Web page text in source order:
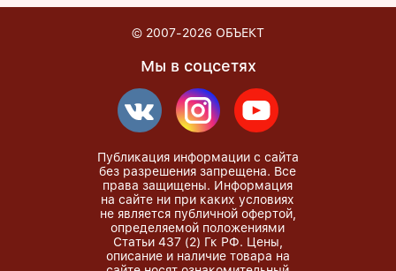
© 2007-2026 ОБЪЕКТ
Мы в соцсетях
Публикация информации с сайта
без разрешения запрещена. Все
права защищены. Информация
на сайте ни при каких условиях
не является публичной офертой,
определяемой положениями
Статьи 437 (2) Гк РФ. Цены,
описание и наличие товара на